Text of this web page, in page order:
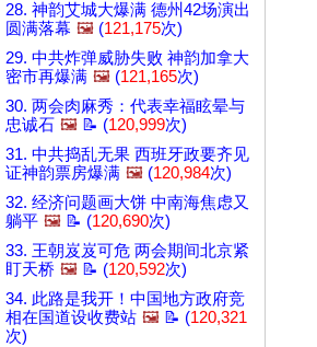
28. 神韵艾城大爆满 德州42场演出
圆满落幕 🖼️ (121,175次)
29. 中共炸弹威胁失败 神韵加拿大
密市再爆满 🖼️ (121,165次)
30. 两会肉麻秀：代表幸福眩晕与
忠诚石 🖼️ 📝 (120,999次)
31. 中共捣乱无果 西班牙政要齐见
证神韵票房爆满 🖼️ (120,984次)
32. 经济问题画大饼 中南海焦虑又
躺平 🖼️ 📝 (120,690次)
33. 王朝岌岌可危 两会期间北京紧
盯天桥 🖼️ 📝 (120,592次)
34. 此路是我开！中国地方政府竞
相在国道设收费站 🖼️ 📝 (120,321
次)